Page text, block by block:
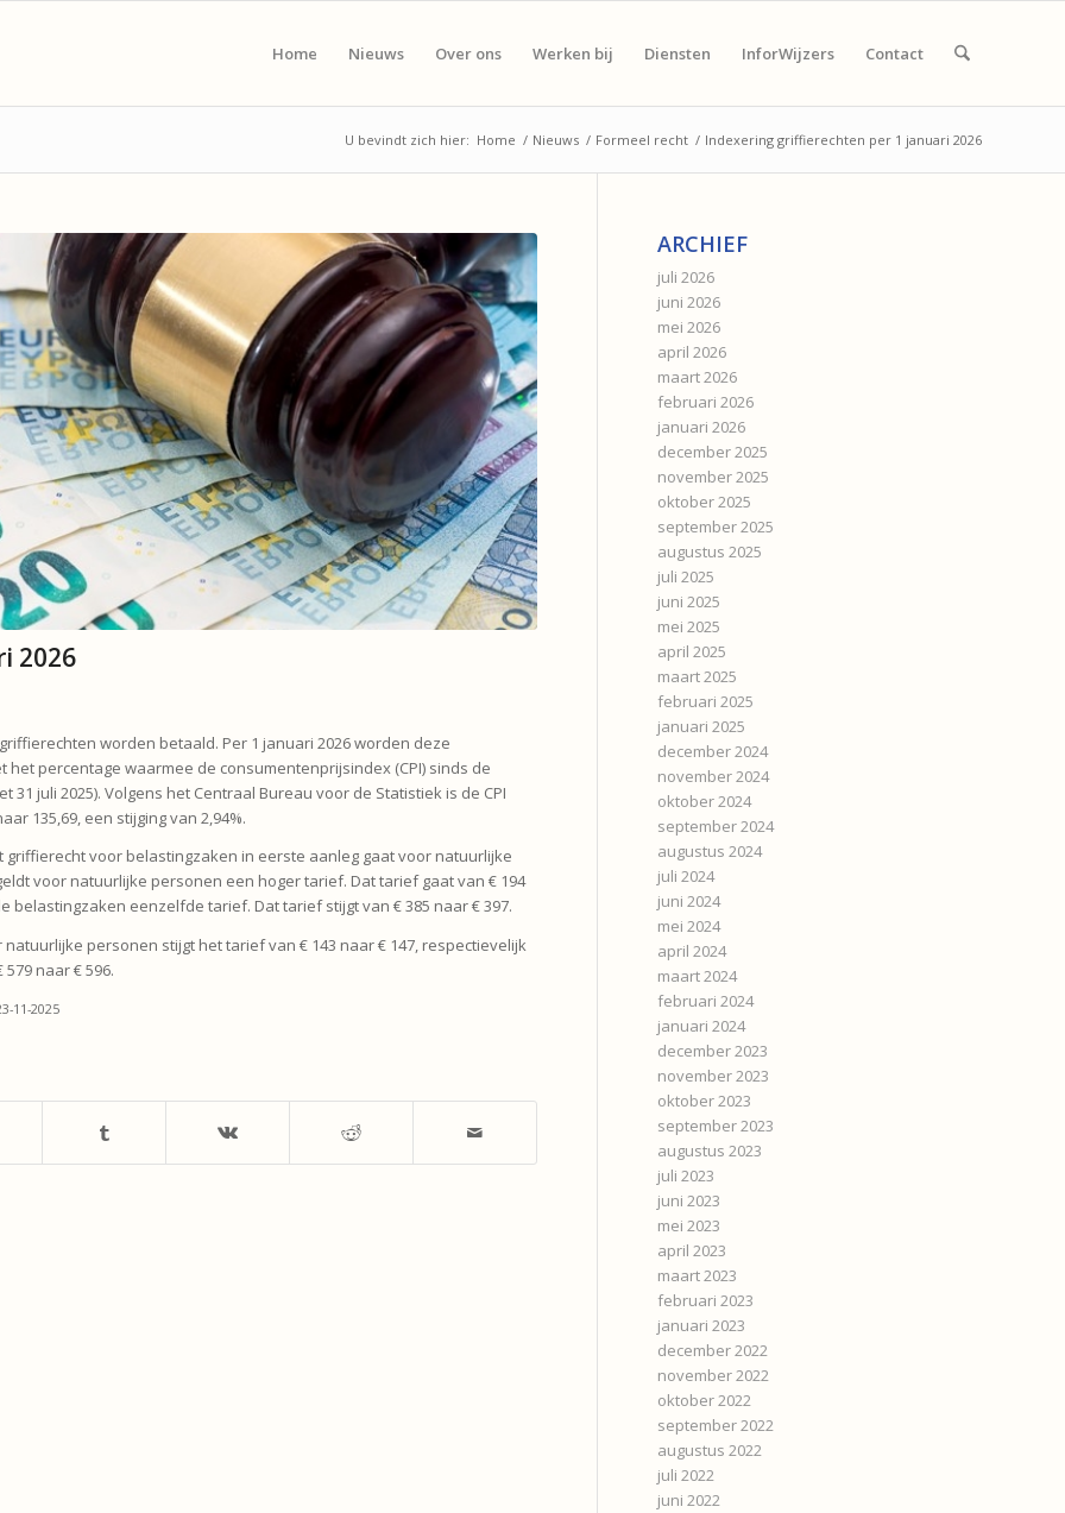
Home Nieuws Over ons Werken bij Diensten InforWijzers Contact
U bevindt zich hier: Home / Nieuws / Formeel recht / Indexering griffierechten per 1 januari 2026
2026
worden betaald. Per 1 januari 2026 worden deze
percentage waarmee de consumentenprijsindex (CPI) sinds de
juli 2025). Volgens het Centraal Bureau voor de Statistiek is de CPI
135,69, een stijging van 2,94%.
voor belastingzaken in eerste aanleg gaat voor natuurlijke
voor natuurlijke personen een hoger tarief. Dat tarief gaat van € 194
eenzelfde tarief. Dat tarief stijgt van € 385 naar € 397.
personen stijgt het tarief van € 143 naar € 147, respectievelijk
naar € 596.
11-2025
ARCHIEF
juli 2026
juni 2026
mei 2026
april 2026
maart 2026
februari 2026
januari 2026
december 2025
november 2025
oktober 2025
september 2025
augustus 2025
juli 2025
juni 2025
mei 2025
april 2025
maart 2025
februari 2025
januari 2025
december 2024
november 2024
oktober 2024
september 2024
augustus 2024
juli 2024
juni 2024
mei 2024
april 2024
maart 2024
februari 2024
januari 2024
december 2023
november 2023
oktober 2023
september 2023
augustus 2023
juli 2023
juni 2023
mei 2023
april 2023
maart 2023
februari 2023
januari 2023
december 2022
november 2022
oktober 2022
september 2022
augustus 2022
juli 2022
juni 2022